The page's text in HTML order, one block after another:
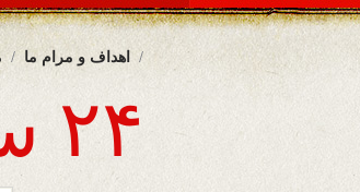
اهداف و مرام ما
۲۴ ساعت